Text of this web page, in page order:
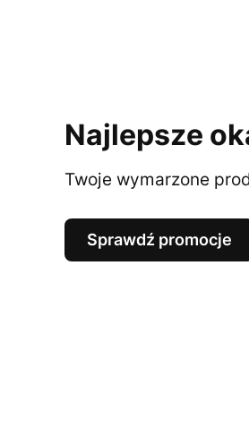
Najlepsze
Twoje wymarzone
Sprawdź promocje